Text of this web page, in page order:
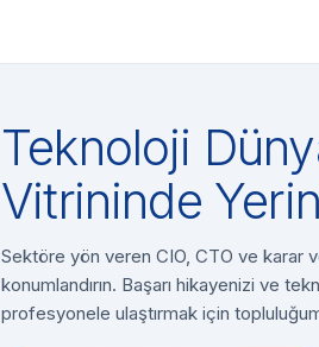
Teknoloji
Vitrininde
Sektöre yön veren CIO, CTO ve karar
konumlandırın. Başarı hikayenizi ve
profesyonele ulaştırmak için